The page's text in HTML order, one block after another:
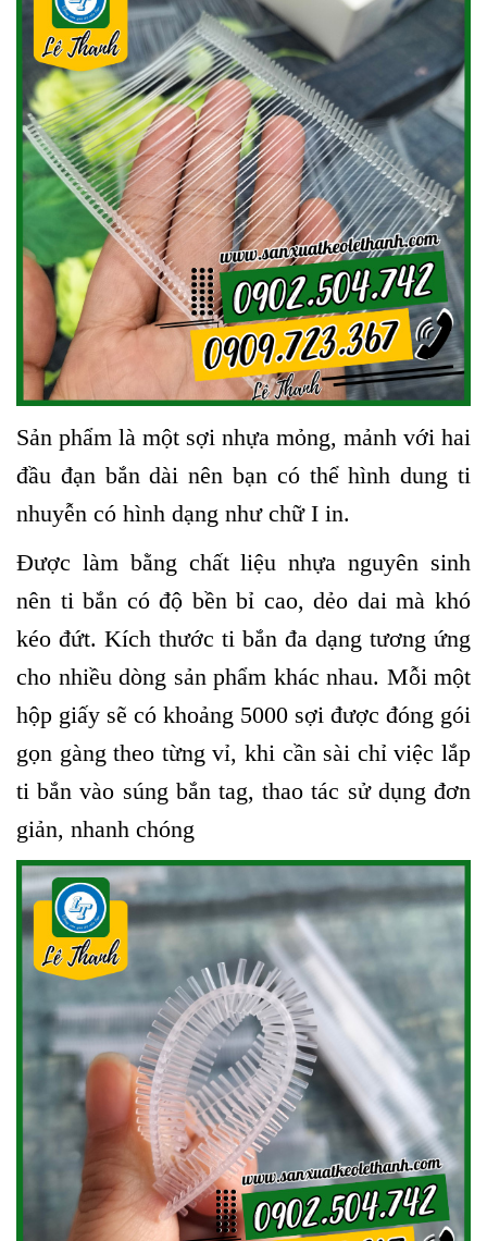
Sản phẩm là một sợi nhựa mỏng, mảnh với hai
đầu đạn bắn dài nên bạn có thể hình dung ti
nhuyễn có hình dạng như chữ I in.
Được làm bằng chất liệu nhựa nguyên sinh
nên ti bắn có độ bền bỉ cao, dẻo dai mà khó
kéo đứt. Kích thước ti bắn đa dạng tương ứng
cho nhiều dòng sản phẩm khác nhau. Mỗi một
hộp giấy sẽ có khoảng 5000 sợi được đóng gói
gọn gàng theo từng vỉ, khi cần sài chỉ việc lắp
ti bắn vào súng bắn tag, thao tác sử dụng đơn
giản, nhanh chóng